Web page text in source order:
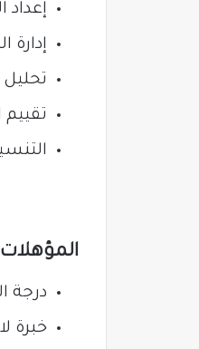
إعداد
تقييم
درجة
خبرة